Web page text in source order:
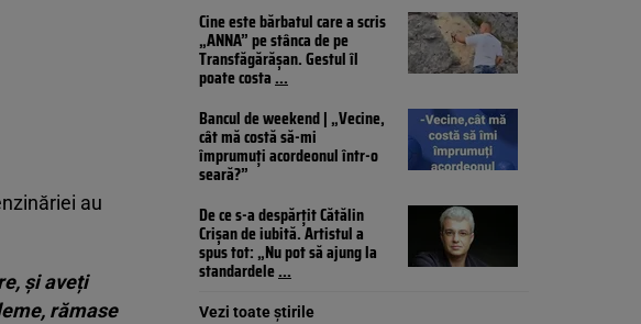
au
și aveți
rămase
Cine este bărbatul care a scris
„ANNA” pe stânca de pe
Transfăgărășan. Gestul îl
poate costa...
Bancul de weekend | „Vecine,
cât mă costă să-mi
împrumuți acordeonul într-o
seară?”
De ce s-a despărțit Cătălin
Crișan de iubită. Artistul a
spus tot: „Nu pot să ajung la
standardele...
Vezi toate știrile